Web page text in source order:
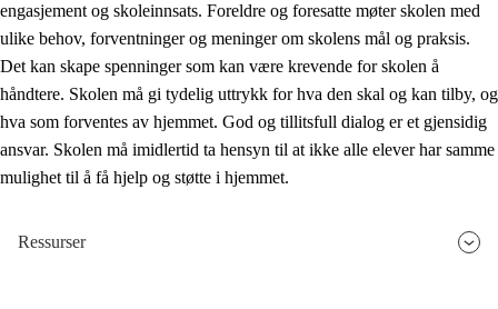
3.3 Samarbeid mellom hjem og skole
3.4 Opplæring i lærebedrift og arbeidsliv
3.5 Profesjonsfellesskap og skoleutvikling
engasjement og skoleinnsats. Foreldre og foresatte møter skolen med
ulike behov, forventninger og meninger om skolens mål og praksis.
Det kan skape spenninger som kan være krevende for skolen å
håndtere. Skolen må gi tydelig uttrykk for hva den skal og kan tilby, og
hva som forventes av hjemmet. God og tillitsfull dialog er et gjensidig
ansvar. Skolen må imidlertid ta hensyn til at ikke alle elever har samme
mulighet til å få hjelp og støtte i hjemmet.
Ressurser